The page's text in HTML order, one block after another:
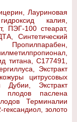
Лауриновая
калия,
ПЭГ-100 стеарат,
Синтетический
титана, C177491,
Экстракт
цитрусовых
Экстракт
плодов паслена
Терминалии
золото